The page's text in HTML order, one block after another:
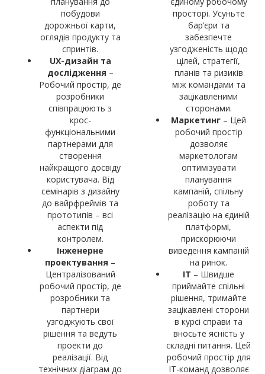
побудови
дорожньої карти,
оглядів продукту та
спринтів.
UX-дизайн та
дослідження –
Робочий простір, де
розробники
співпрацюють з
крос-
функціональними
партнерами для
створення
найкращого досвіду
користувача. Від
семінарів з дизайну
до вайрфреймів та
прототипів – всі
аспекти під
контролем.
Інженерне
проектування –
Централізований
робочий простір, де
розробники та
партнери
узгоджують свої
рішення та ведуть
проекти до
реалізації. Від
технічних діаграм до
просторі. Усуньте
бар’єри та
забезпечте
узгодженість щодо
цілей, стратегії,
планів та ризиків
між командами та
зацікавленими
сторонами.
Маркетинг – Цей
робочий простір
дозволяє
маркетологам
оптимізувати
планування
кампаній, спільну
роботу та
реалізацію на єдиній
платформі,
прискорюючи
виведення кампаній
на ринок.
ІТ – Швидше
приймайте спільні
рішення, тримайте
зацікавлені сторони
в курсі справи та
вносьте ясність у
складні питання. Цей
робочий простір для
IT-команд дозволяє